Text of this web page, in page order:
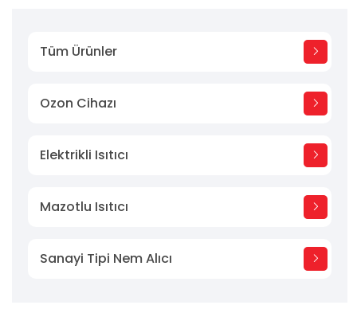
Tüm Ürünler
Ozon Cihazı
Elektrikli Isıtıcı
Mazotlu Isıtıcı
Sanayi Tipi Nem Alıcı